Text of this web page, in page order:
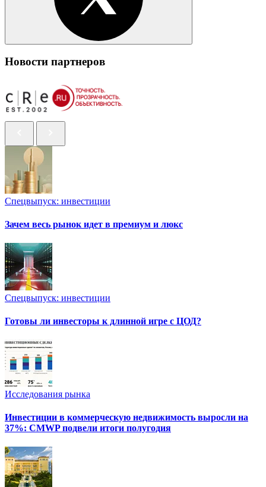
Новости партнеров
Спецвыпуск: инвестиции
Зачем весь рынок идет в премиум и люкс
Спецвыпуск: инвестиции
Готовы ли инвесторы к длинной игре с ЦОД?
Исследования рынка
Инвестиции в коммерческую недвижимость выросли на
37%: CMWP подвели итоги полугодия